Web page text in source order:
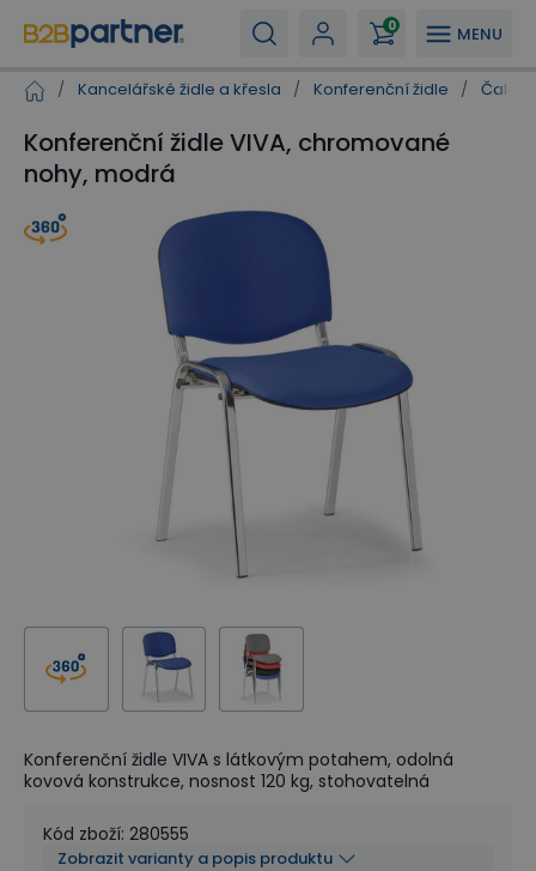
MENU
0
/ Kancelářské židle a křesla / Konferenční židle /
Konferenční židle VIVA, chromované
nohy, modrá
Konferenční židle VIVA s látkovým potahem, odolná
kovová konstrukce, nosnost 120 kg, stohovatelná
Kód zboží: 280555
Zobrazit varianty a popis produktu